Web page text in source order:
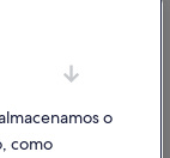
o
como